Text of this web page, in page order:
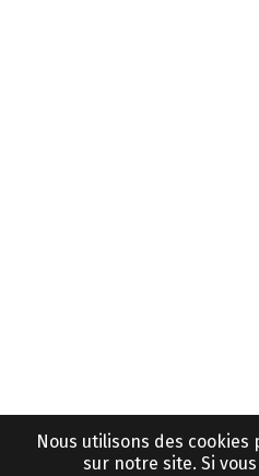
Nous utilisons des
sur notre site. Si